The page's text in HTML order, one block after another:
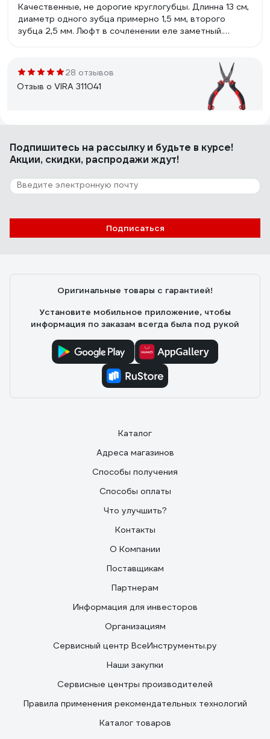
Качественные, не дорогие круглогубцы. Длинна 13 см,
диаметр одного зубца примерно 1,5 мм, второго
зубца 2,5 мм. Люфт в сочленении еле заметный.
28 отзывов
Отзыв о VIRA 311041
Лучшие в своей ценовой категории, очень
эргономичны и цепки. Качественно выполнено.
Отзыв о JTC JTC-51286
Подпишитесь на рассылкуи будьте в курсе!
Акции, скидки, распродажи ждут!
Подписаться
Оригинальные товары с гарантией!
Установите мобильное приложение, чтобы
информация по заказам всегда была под рукой
Каталог
Адреса магазинов
Способы получения
Способы оплаты
Что улучшить?
Контакты
О Компании
Поставщикам
Партнерам
Информация для инвесторов
Организациям
Сервисный центр ВсеИнструменты.ру
Наши закупки
Сервисные центры производителей
Правила применения рекомендательных технологий
Каталог товаров